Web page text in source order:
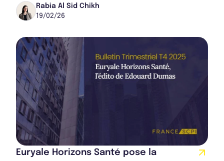
vient d'intégrer à son patrimoine un immeuble
nord...
Rabia Al Sid Chikh
19/02/26
Euryale Horizons Santé pose la